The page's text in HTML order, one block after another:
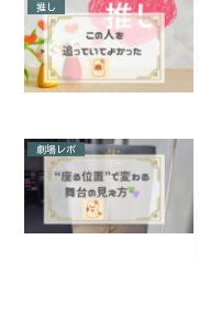
推し
劇場レポ